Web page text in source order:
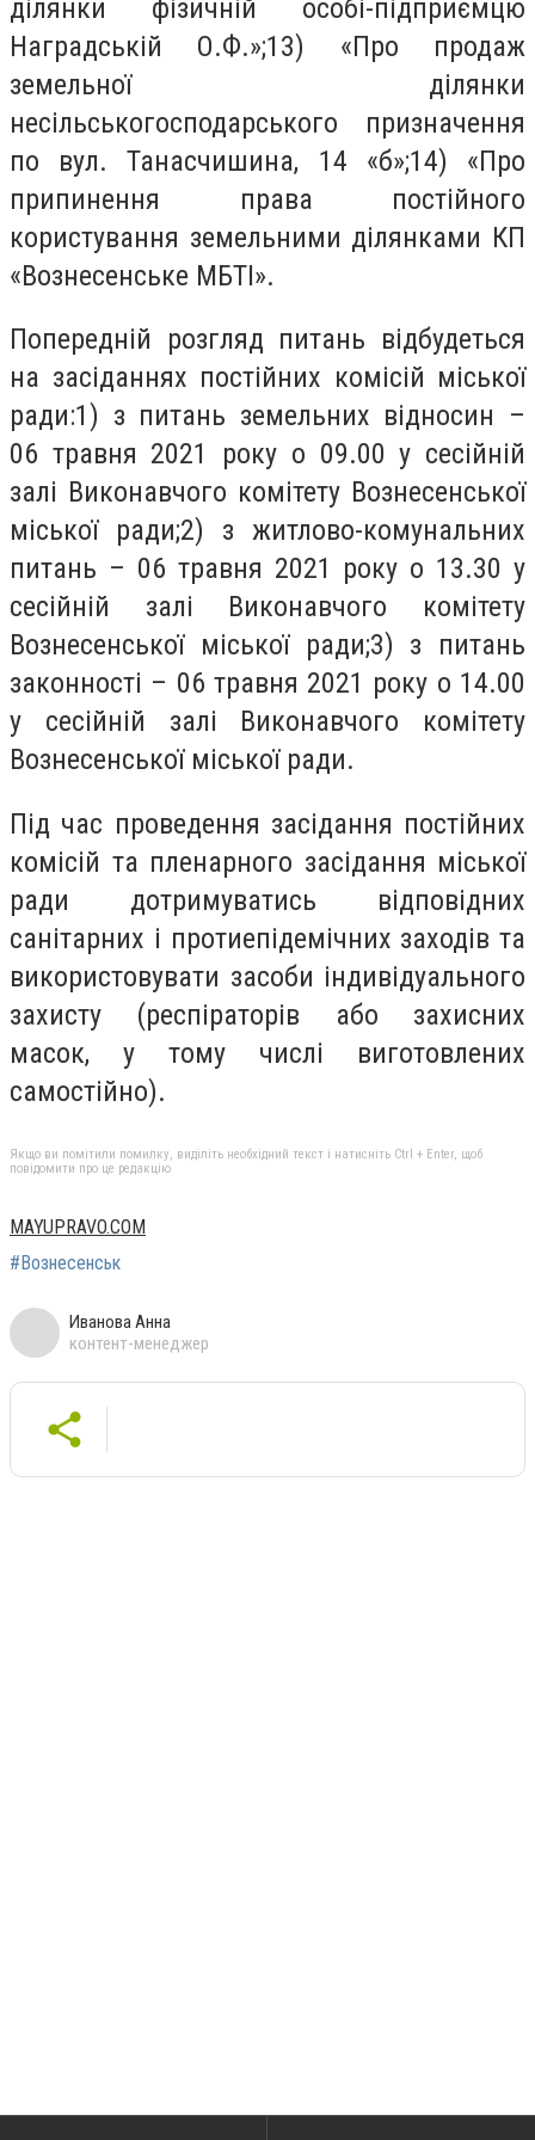
ділянки фізичній особі-підприємцю
Наградській О.Ф.»;13) «Про продаж
земельної ділянки
несільськогосподарського призначення
по вул. Танасчишина, 14 «б»;14) «Про
припинення права постійного
користування земельними ділянками КП
«Вознесенське МБТІ».
Попередній розгляд питань відбудеться
на засіданнях постійних комісій міської
ради:1) з питань земельних відносин –
06 травня 2021 року о 09.00 у сесійній
залі Виконавчого комітету Вознесенської
міської ради;2) з житлово-комунальних
питань – 06 травня 2021 року о 13.30 у
сесійній залі Виконавчого комітету
Вознесенської міської ради;3) з питань
законності – 06 травня 2021 року о 14.00
у сесійній залі Виконавчого комітету
Вознесенської міської ради.
Під час проведення засідання постійних
комісій та пленарного засідання міської
ради дотримуватись відповідних
санітарних і протиепідемічних заходів та
використовувати засоби індивідуального
захисту (респіраторів або захисних
масок, у тому числі виготовлених
самостійно).
Якщо ви помітили помилку, виділіть необхідний текст і натисніть Ctrl + Enter, щоб
повідомити про це редакцію
MAYUPRAVO.COM
#Вознесенськ
Иванова Анна
контент-менеджер